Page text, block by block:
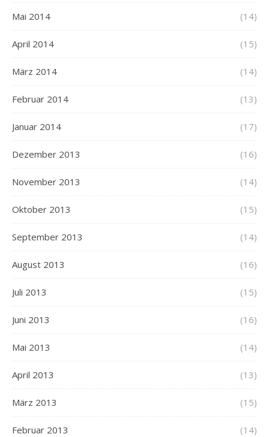
Mai 2014 (14)
April 2014 (15)
März 2014 (14)
Februar 2014 (13)
Januar 2014 (17)
Dezember 2013 (16)
November 2013 (14)
Oktober 2013 (15)
September 2013 (14)
August 2013 (16)
Juli 2013 (15)
Juni 2013 (16)
Mai 2013 (14)
April 2013 (13)
März 2013 (15)
Februar 2013 (14)